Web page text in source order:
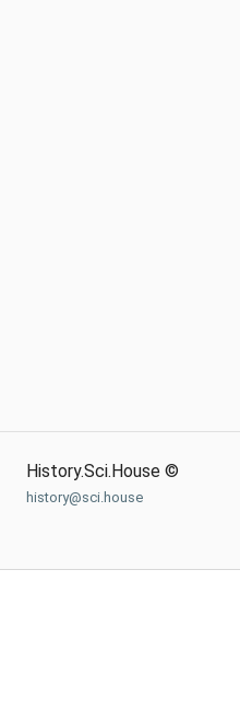
History.Sci.House ©
history@sci.house